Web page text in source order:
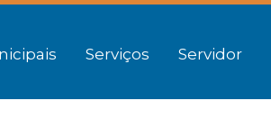
Serviços Servidor